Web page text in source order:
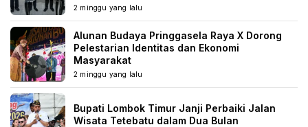
2 minggu yang lalu
Alunan Budaya Pringgasela Raya X Dorong
Pelestarian Identitas dan Ekonomi
Masyarakat
2 minggu yang lalu
Bupati Lombok Timur Janji Perbaiki Jalan
Wisata Tetebatu dalam Dua Bulan